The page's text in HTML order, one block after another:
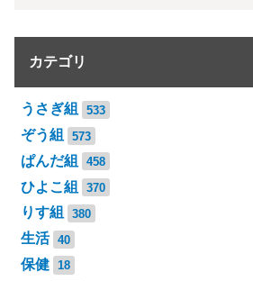
カテゴリ
うさぎ組 533
ぞう組 573
ぱんだ組 458
ひよこ組 370
りす組 380
生活 40
保健 18